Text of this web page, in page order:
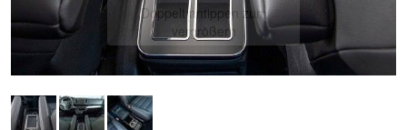
Doppelt antippen zum
vergrößern